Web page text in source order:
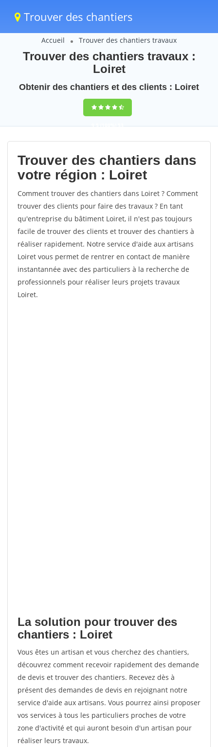
Trouver des chantiers
Accueil Trouver des chantiers travaux
Trouver des chantiers travaux :
Loiret
Obtenir des chantiers et des clients : Loiret
9,5(100%)53
votes
Trouver des chantiers dans
votre région : Loiret
Comment trouver des chantiers dans Loiret ? Comment
trouver des clients pour faire des travaux ? En tant
qu'entreprise du bâtiment Loiret, il n'est pas toujours
facile de trouver des clients et trouver des chantiers à
réaliser rapidement. Notre service d'aide aux artisans
Loiret vous permet de rentrer en contact de manière
instantannée avec des particuliers à la recherche de
professionnels pour réaliser leurs projets travaux
Loiret.
La solution pour trouver des
chantiers : Loiret
Vous êtes un artisan et vous cherchez des chantiers,
découvrez comment recevoir rapidement des demande
de devis et trouver des chantiers. Recevez dès à
présent des demandes de devis en rejoignant notre
service d'aide aux artisans. Vous pourrez ainsi proposer
vos services à tous les particuliers proches de votre
zone d'activité et qui auront besoin d'un artisan pour
réaliser leurs travaux.